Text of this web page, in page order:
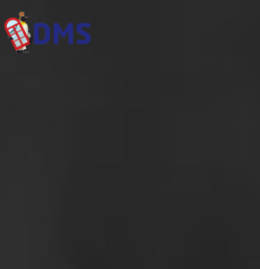
Panneau de gestion des cookies